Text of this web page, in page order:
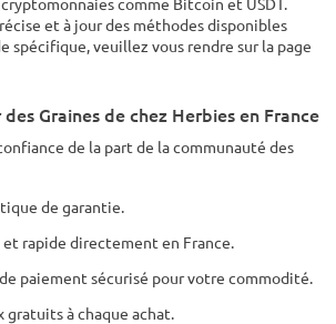
et à jour des méthodes disponibles
spécifique, veuillez vous rendre sur la page
Graines de chez Herbies en France
de la part de la communauté des
de garantie.
rapide directement en France.
paiement sécurisé pour votre commodité.
gratuits à chaque achat.